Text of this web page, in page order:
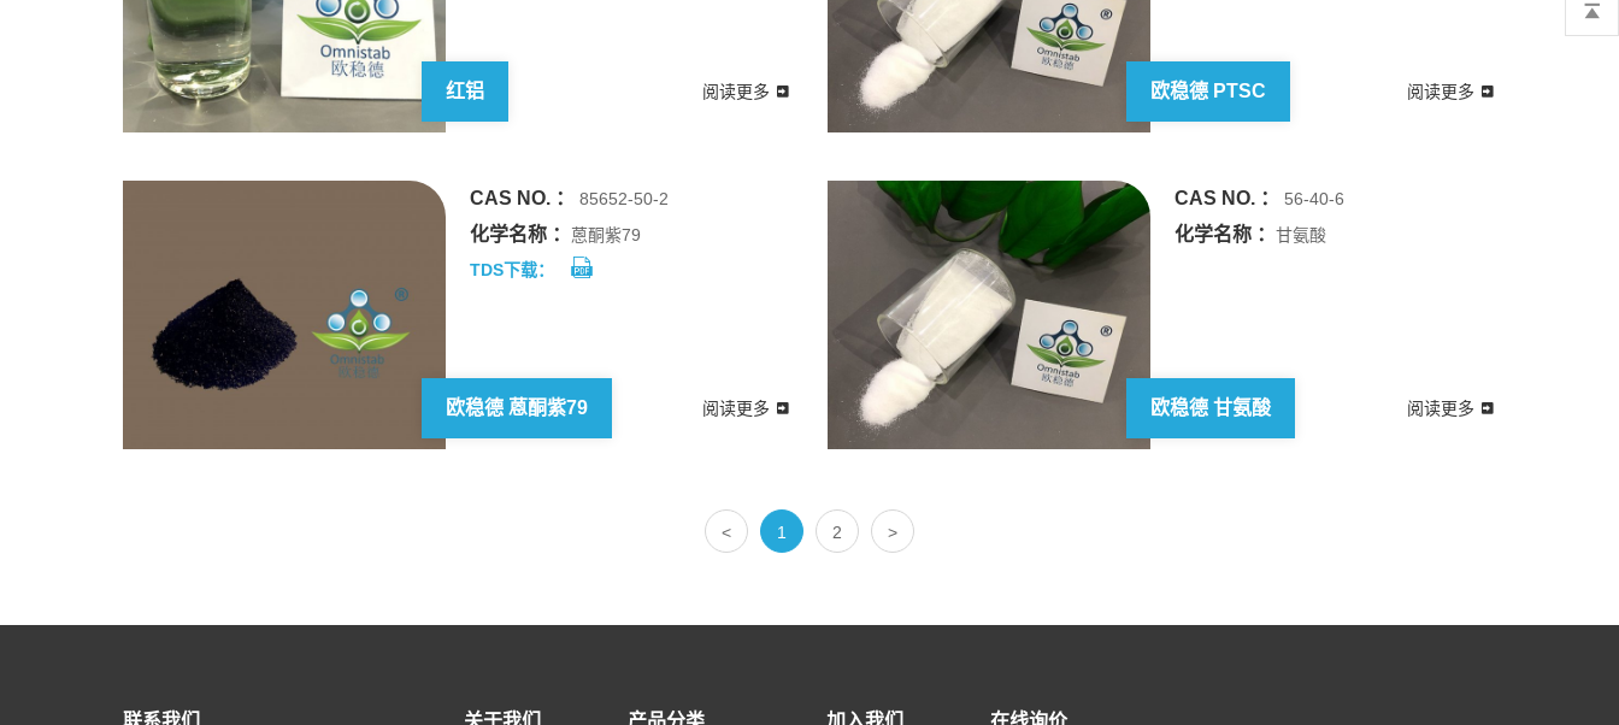
红铝 阅读更多 欧稳德 PTSC 阅读更多
CAS NO. ： 85652-50-2
化学名称 ：
蒽酮紫79
TDS下载：
欧稳德 蒽酮紫79 阅读更多
CAS NO. ： 56-40-6
化学名称 ： 甘氨酸
欧稳德 甘氨酸 阅读更多
< 1 2 >
联系我们 关于我们 产品分类 加入我们 在线询价